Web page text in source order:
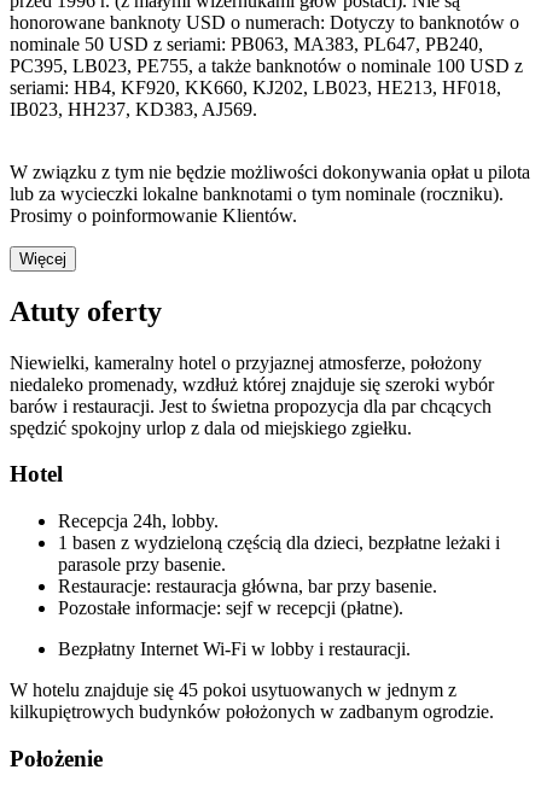
honorowane banknoty USD o numerach: Dotyczy to banknotów o
nominale 50 USD z seriami: PB063, MA383, PL647, PB240,
PC395, LB023, PE755, a także banknotów o nominale 100 USD z
seriami: HB4, KF920, KK660, KJ202, LB023, HE213, HF018,
IB023, HH237, KD383, AJ569.
W związku z tym nie będzie możliwości dokonywania opłat u pilota
lub za wycieczki lokalne banknotami o tym nominale (roczniku).
Prosimy o poinformowanie Klientów.
Więcej
Atuty oferty
Niewielki, kameralny hotel o przyjaznej atmosferze, położony
niedaleko promenady, wzdłuż której znajduje się szeroki wybór
barów i restauracji. Jest to świetna propozycja dla par chcących
spędzić spokojny urlop z dala od miejskiego zgiełku.
Hotel
Recepcja 24h, lobby.
1 basen z wydzieloną częścią dla dzieci, bezpłatne leżaki i
parasole przy basenie.
Restauracje: restauracja główna, bar przy basenie.
Pozostałe informacje: sejf w recepcji (płatne).
Bezpłatny Internet Wi-Fi w lobby i restauracji.
W hotelu znajduje się 45 pokoi usytuowanych w jednym z
kilkupiętrowych budynków położonych w zadbanym ogrodzie.
Położenie